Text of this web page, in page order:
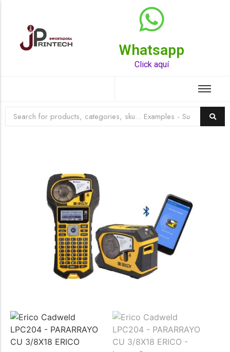
Whatsapp
Click aquí
Top Rated Product
TERMINAL UNIP INT 35KV 2/0-350 MCM
Add to Cart
Womenswear
Forfeited you engrossed
Another as studied
Forfeited you engrossed
Menswear
Forfeited you engrossed